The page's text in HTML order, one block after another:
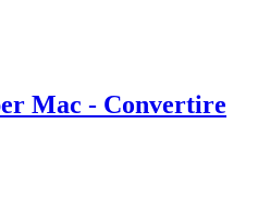
Mac - Convertire